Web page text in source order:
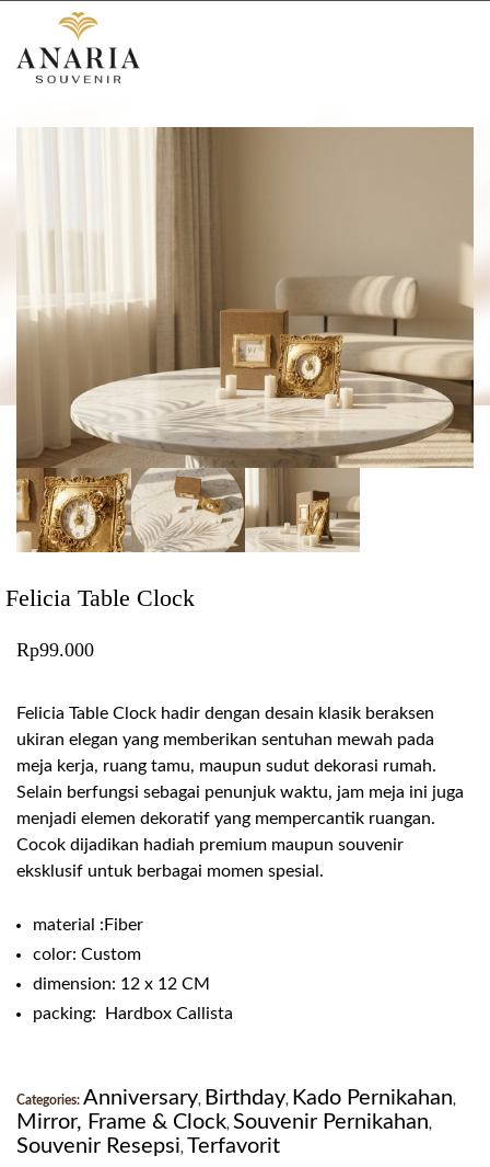
Felicia Table Clock
Rp99.000
Felicia Table Clock hadir dengan desain klasik beraksen
ukiran elegan yang memberikan sentuhan mewah pada
meja kerja, ruang tamu, maupun sudut dekorasi rumah.
Selain berfungsi sebagai penunjuk waktu, jam meja ini juga
menjadi elemen dekoratif yang mempercantik ruangan.
Cocok dijadikan hadiah premium maupun souvenir
eksklusif untuk berbagai momen spesial.
material :Fiber
color: Custom
dimension: 12 x 12 CM
packing: Hardbox Callista
Categories: Anniversary, Birthday, Kado Pernikahan,
Mirror, Frame & Clock, Souvenir Pernikahan,
Souvenir Resepsi, Terfavorit